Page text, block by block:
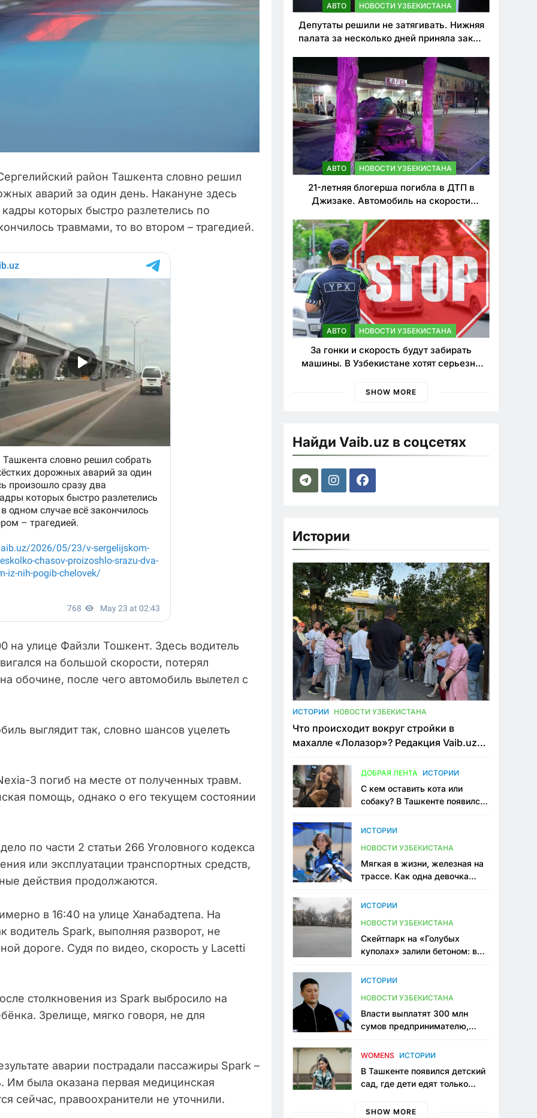
район Ташкента словно решил
аварий за один день. Накануне здесь
которых быстро разлетелись по
травмами, то во втором – трагедией.
улице Файзли Тошкент. Здесь водитель
на большой скорости, потерял
обочине, после чего автомобиль вылетел с
выглядит так, словно шансов уцелеть
3 погиб на месте от полученных травм.
помощь, однако о его текущем состоянии
по части 2 статьи 266 Уголовного кодекса
или эксплуатации транспортных средств,
действия продолжаются.
в 16:40 на улице Ханабадтепа. На
водитель Spark, выполняя разворот, не
дороге. Судя по видео, скорость у Lacetti
столкновения из Spark выбросило на
Зрелище, мягко говоря, не для
аварии пострадали пассажиры Spark –
Им была оказана первая медицинская
сейчас, правоохранители не уточнили.
АВТО НОВОСТИ УЗБЕКИСТАНА
Депутаты решили не затягивать. Нижняя
палата за несколько дней приняла закон
нарушителей ПДД
АВТО НОВОСТИ УЗБЕКИСТАНА
21-летняя блогерша погибла в ДТП в
Джизаке. Автомобиль на скорости
АВТО НОВОСТИ УЗБЕКИСТАНА
За гонки и скорость будут забирать
машины. В Узбекистане хотят серьезно
SHOW MORE
Найди Vaib.uz в соцсетях
Истории
ИСТОРИИ НОВОСТИ УЗБЕКИСТАНА
Что происходит вокруг стройки в
махалле «Лолазор»? Редакция Vaib.uz
конфликта
ДОБРАЯ ЛЕНТА ИСТОРИИ
С кем оставить кота или
собаку? В Ташкенте появился
ИСТОРИИ
НОВОСТИ УЗБЕКИСТАНА
Мягкая в жизни, железная на
трассе. Как одна девочка
Узбекистане
ИСТОРИИ
НОВОСТИ УЗБЕКИСТАНА
Скейтпарк на «Голубых
куполах» залили бетоном: в
одно общественное
ИСТОРИИ
НОВОСТИ УЗБЕКИСТАНА
Власти выплатят 300 млн
сумов предпринимателю,
тюрьме по незаконному
WOMENS ИСТОРИИ
В Ташкенте появился детский
сад, где дети едят только
мама, которая устала просить
SHOW MORE